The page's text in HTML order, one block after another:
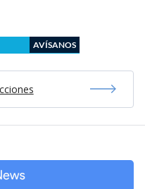
AVÍSANOS